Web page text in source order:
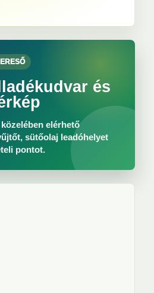
és
elérhető
sütőolaj leadóhelyet
pontot.